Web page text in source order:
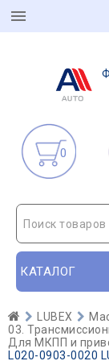
0
Поиск товаров
КАТАЛОГ
LUBEX
03.
Для МКПП и
L020-0903-0020